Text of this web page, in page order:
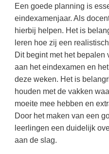
Verkeer
Verzorging
THEMA'S
Budgetteren
De boerderij
Duurzaamheid
Eerste wereldoorlog
Evolutieleer
Beeldende Vorming
Biologie
Geld PO
Geld VO
Geschiedenis
Orientatie
Rekenen
Een goede planning is
eindexamenjaar. Als
hierbij helpen. Het is
leren hoe zij een
Dit begint met het bepalen
aan het eindexamen en
deze weken. Het is
houden met de vakken
moeite mee hebben en
Door het maken van een
leerlingen een duidelijk
aan de slag.